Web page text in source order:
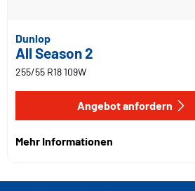
Dunlop
All Season 2
255/55 R18 109W
Angebot anfordern
Mehr Informationen